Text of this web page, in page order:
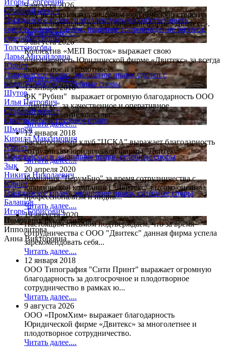
Игорь Сергеевич
Старший юрист
Гражданское право, интеллектуальная собственность,
сопровождение сделок, правовое сопровождение бизнеса,
судебные споры
Толстоногова
Дарья Михайловна
Юрист
Гражданское право, жилищное право, сделки с
недвижимостью, судебные споры
Шутов
Илья Петрович
Старший юрист
Спортивное и трудовое право
Шмаров
Кирилл Максимович
Юрист
Гражданское и жилищное право, судебные споры
Зык
Никита Николаевич
Юрист
Гражданское право, жилищное право, судебные споры
Балашов
Игорь Борисович
Помощник руководителя
Ипполитова
Анна Викторовна
9 августа 2026
Уже не первый год доверяем юридическую сторону
нашей деятельности Юридической фирме «Двитекс».
Читать далее....
9 августа 2026
Коллектив «МЕП Восток» выражает свою
благодарность Юридической фирме «Двитекс» за всегда
актуальное и грамотное...
Читать далее....
12 января 2018
ФК "Рубин" выражает огромную благодарность ООО
"Двитекс" за качественное и оперативное
предоставление консульт...
Читать далее....
12 января 2018
Баскетбольный клуб "ЦСКА" выражает благодарность
сотрудникам юридической фирмы "Двитекс"
Читать далее....
20 апреля 2020
Компания "ВерумБио" за время сотрудничества с
юридической компанией "Двитекс" высоко оценила
профессионализм и индив...
Читать далее....
19 августа 2020
Настоящим письмом подтверждаем, что за время
сотрудничества с ООО "Двитекс" данная фирма успела
зарекомендовать себя...
Читать далее....
12 января 2018
ООО Типография "Сити Принт" выражает огромную
благодарность за долгосрочное и плодотворное
сотрудничество в рамках ю...
Читать далее....
9 августа 2026
ООО «ПромХим» выражает благодарность
Юридической фирме «Двитекс» за многолетнее и
плодотворное сотрудничество.
Читать далее....